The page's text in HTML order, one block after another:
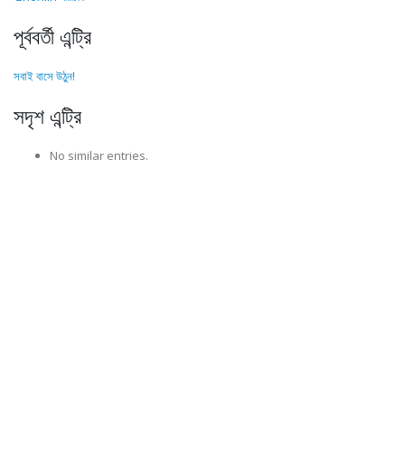
পূর্ববর্তী এন্ট্রি
সবাই বাসে উঠুন!
সদৃশ এন্ট্রি
No similar entries.